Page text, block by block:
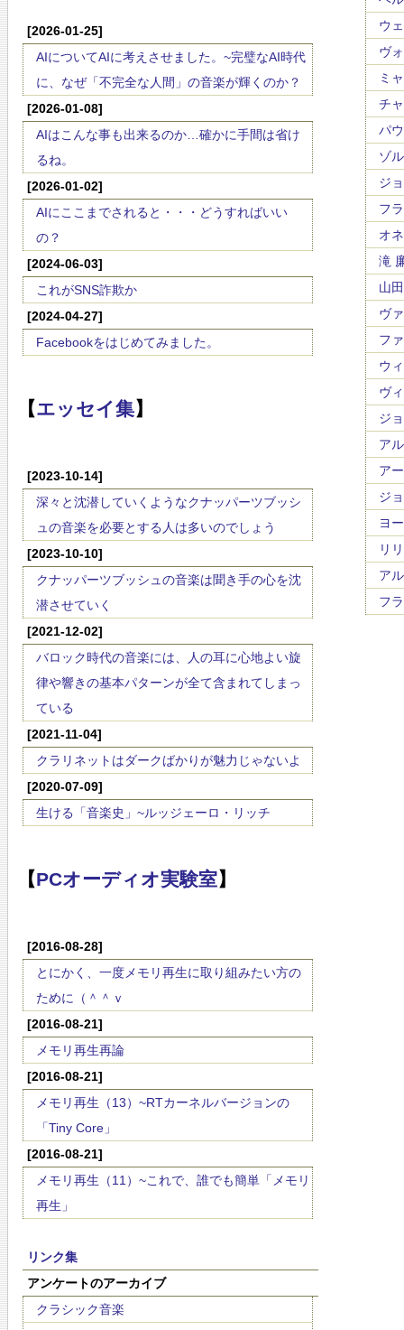
[2026-01-25]
AIについてAIに考えさせました。~完璧なAI時代
に、なぜ「不完全な人間」の音楽が輝くのか？
[2026-01-08]
AIはこんな事も出来るのか…確かに手間は省け
るね。
[2026-01-02]
AIにここまでされると・・・どうすればいい
の？
[2024-06-03]
これがSNS詐欺か
[2024-04-27]
Facebookをはじめてみました。
【エッセイ集】
[2023-10-14]
深々と沈潜していくようなクナッパーツブッシ
ュの音楽を必要とする人は多いのでしょう
[2023-10-10]
クナッパーツブッシュの音楽は聞き手の心を沈
潜させていく
[2021-12-02]
バロック時代の音楽には、人の耳に心地よい旋
律や響きの基本パターンが全て含まれてしまっ
ている
[2021-11-04]
クラリネットはダークばかりが魅力じゃないよ
[2020-07-09]
生ける「音楽史」~ルッジェーロ・リッチ
【PCオーディオ実験室】
[2016-08-28]
とにかく、一度メモリ再生に取り組みたい方の
ために（＾＾ｖ
[2016-08-21]
メモリ再生再論
[2016-08-21]
メモリ再生（13）~RTカーネルバージョンの
「Tiny Core」
[2016-08-21]
メモリ再生（11）~これで、誰でも簡単「メモリ
再生」
リンク集
アンケートのアーカイブ
クラシック音楽
ウ
ヴ
ミ
チ
パ
ゾ
ジ
フ
オ
滝
山
ヴ
フ
ウ
ヴ
ジ
ア
ア
ジ
ヨ
リ
ア
フ